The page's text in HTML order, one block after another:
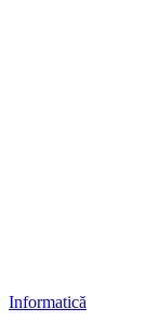
Informatică